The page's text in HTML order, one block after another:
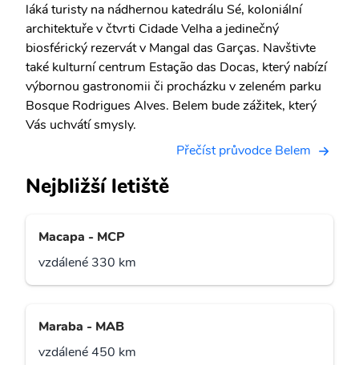
láká turisty na nádhernou katedrálu Sé, koloniální
architektuře v čtvrti Cidade Velha a jedinečný
biosférický rezervát v Mangal das Garças. Navštivte
také kulturní centrum Estação das Docas, který nabízí
výbornou gastronomii či procházku v zeleném parku
Bosque Rodrigues Alves. Belem bude zážitek, který
Vás uchvátí smysly.
Přečíst průvodce Belem
Nejbližší letiště
Macapa - MCP
vzdálené 330 km
Maraba - MAB
vzdálené 450 km